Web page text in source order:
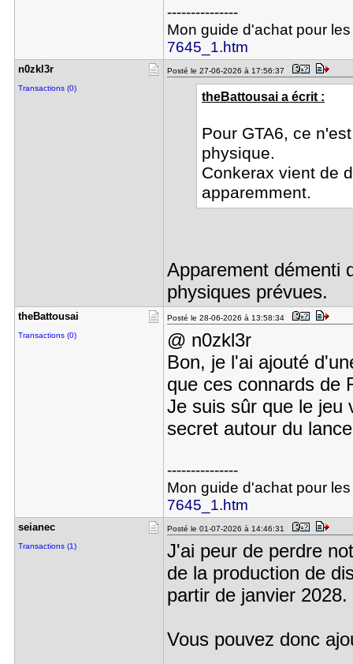
---------------
Mon guide d'achat pour
7645_1.htm
n0zkl3r
Transactions (0)
Posté le 27-06-2026 à 17:56:37
theBattousai a écrit :
Pour GTA6, ce
physique.
Conkerax vient de
apparemment.
Apparement démenti
physiques prévues.
theBattous​ai
Transactions (0)
Posté le 28-06-2026 à 13:58:34
@ n0zkl3r
Bon, je l'ai ajouté
que ces connards de
Je suis sûr que le jeu
secret autour du
---------------
Mon guide d'achat pour
7645_1.htm
seianec
Transactions (1)
Posté le 01-07-2026 à 14:46:31
J'ai peur de perdre
de la production de
partir de janvier 2028.
Vous pouvez donc